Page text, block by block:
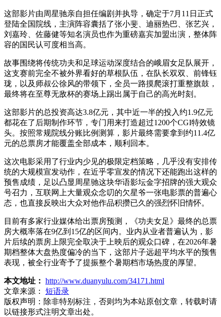
这部影片由周星驰亲自担任编剧并执导，确定于7月11日正式
登陆全国院线，主演阵容囊括了张小斐、迪丽热巴、张艺兴，
刘嘉玲、佐藤健等知名演员也作为重磅嘉宾加盟出演，整体阵
容的国民认可度相当高。
故事围绕将传统功夫和足球运动深度结合的峨眉女足队展开，
这支赛前完全不被外界看好的草根队伍，在队长双双、前锋钰
珑，以及师叔公徐风的带领下，全员一路摸爬滚打重整旗鼓，
最终将在至尊无敌杯的赛场上踢出属于自己的高光时刻。
这部影片的总投资高达3.8亿元，其中近一半的投入约1.9亿元
都花在了后期制作环节，专门用来打造超过1200个CGI特效镜
头。按照常规院线分账比例测算，影片最终需要拿到约11.4亿
元的总票房才能覆盖全部成本，顺利回本。
这次电影采用了行业内少见的极限定档策略，几乎没有安排传
统的大规模宣发动作，在近乎零宣发的情况下还能跑出这样的
预售成绩，足以凸显周星驰这块华语影坛金字招牌的强大观众
号召力，互联网上大量观众念叨的欠星爷一张电影票的普遍心
态，也直接反映出大众对他作品积攒已久的强烈怀旧情怀。
目前有多家行业媒体给出票房预测，《功夫女足》最终的总票
房大概率落在9亿到15亿的区间内。业内从业者普遍认为，影
片后续的票房上限完全取决于上映后的观众口碑，在2026年暑
期档整体大盘热度偏冷的当下，这部片子远超平均水平的预售
表现，被全行业寄予了提振整个暑期档市场热度的厚望。
本文地址： http://www.duanyulu.com/34171.html
文章来源：
短语录
版权声明： 除非特别标注，否则均为本站原创文章，转载时请
以链接形式注明文章出处。